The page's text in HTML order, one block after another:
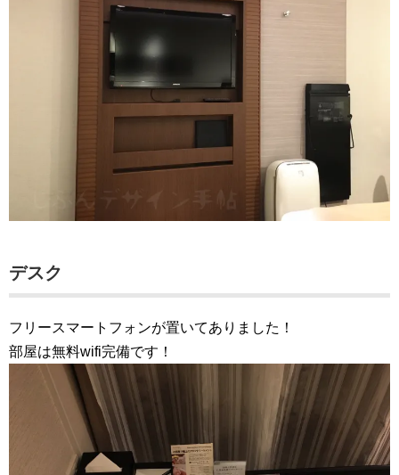
デスク
フリースマートフォンが置いてありました！
部屋は無料wifi完備です！